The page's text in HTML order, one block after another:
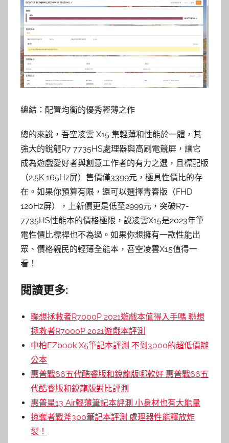
總結：配置均衡的優秀輕薄之作
總的來說，吾空凌雲 X15 集輕薄和性能於一體，其
強大的銳龍R7 7735HS處理器與高刷電競屏，讓它
成為遊戲愛好者與創意工作者的有力之選，且標配版
（2.5K 165Hz屏）售價僅3399元，極具性價比的存
在。如果你預算有限，還可以選擇青春版（FHD
120Hz屏），上新價更是低至2999元，突破R7-
7735HS性能本的價格極限，說凌雲X15是2023年筆
電性價比標桿也不為過。如果你想擁有一款性能出
眾、價格親民的輕薄全能本，吾空凌雲X15值得一
看！
閱讀更多:
聯想拯救者R7000P 2021遊戲本值得入手嗎 聯想
拯救者R7000P 2021遊戲本評測
中柏EZbook X5筆記本評測 不到3000的超低價辦
公本
惠普戰66五代酷睿版和銳龍版哪款好 惠普戰66五
代酷睿版和銳龍版對比評測
惠普星13 Air輕薄筆記本評測 小身材也有大能量
掠奪者戰斧300筆記本評測 處理器性能釋放炸
裂！